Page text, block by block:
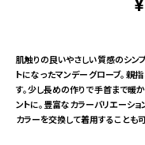
¥
肌触りの良いやさしい質感のシン
トになったマンデーグローブ。親
す。少し長めの作りで手首まで暖
ントに。豊富なカラーバリエーシ
カラーを交換して着用することも